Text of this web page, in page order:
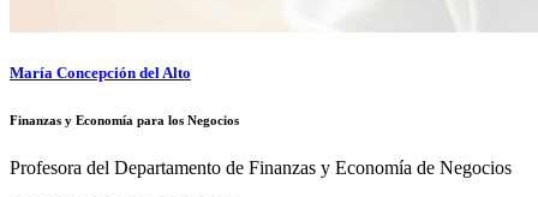
María Concepción del Alto
Finanzas y Economía para los Negocios
Profesora del Departamento de Finanzas y Economía de Negocios